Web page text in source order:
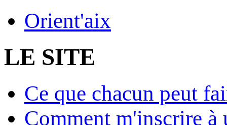
Orient'aix
LE SITE
Ce que chacun peut
Comment m'inscrire à